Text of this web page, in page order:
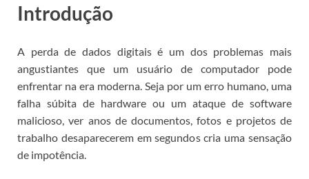
Introdução
A perda de dados digitais é um dos problemas mais
angustiantes que um usuário de computador pode
enfrentar na era moderna. Seja por um erro humano, uma
falha súbita de hardware ou um ataque de software
malicioso, ver anos de documentos, fotos e projetos de
trabalho desaparecerem em segundos cria uma sensação
de impotência.